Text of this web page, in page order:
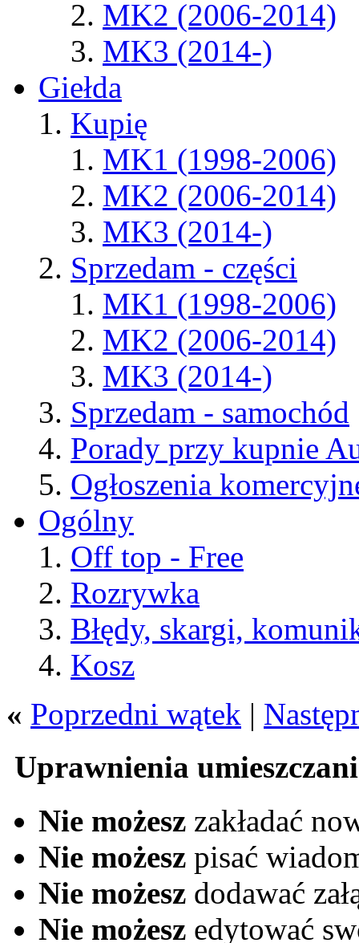
MK2 (2006-2014)
MK3 (2014-)
Giełda
Kupię
MK1 (1998-2006)
MK2 (2006-2014)
MK3 (2014-)
Sprzedam - części
MK1 (1998-2006)
MK2 (2006-2014)
MK3 (2014-)
Sprzedam - samochód
Porady przy kupnie
Ogłoszenia
Ogólny
Off top - Free
Rozrywka
Błędy, skargi,
Kosz
« Poprzedni wątek |
Uprawnienia
Nie możesz zakładać
Nie możesz pisać
Nie możesz dodawać
Nie możesz edytować